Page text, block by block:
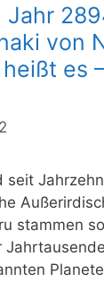
Jahr
von
es
seit
stammen